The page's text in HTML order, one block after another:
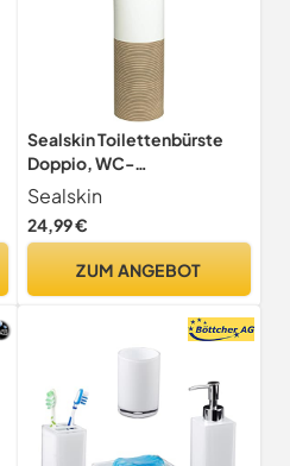
Sealskin Toilettenbürste
Doppio, WC-
Bürstengarnitur aus
natürlichem Porzellan, WC-
Bürste mit Aluminium-Griff,
flexibel ohne Bohren zu
Sealskin
24,99 €
ZUM ANGEBOT